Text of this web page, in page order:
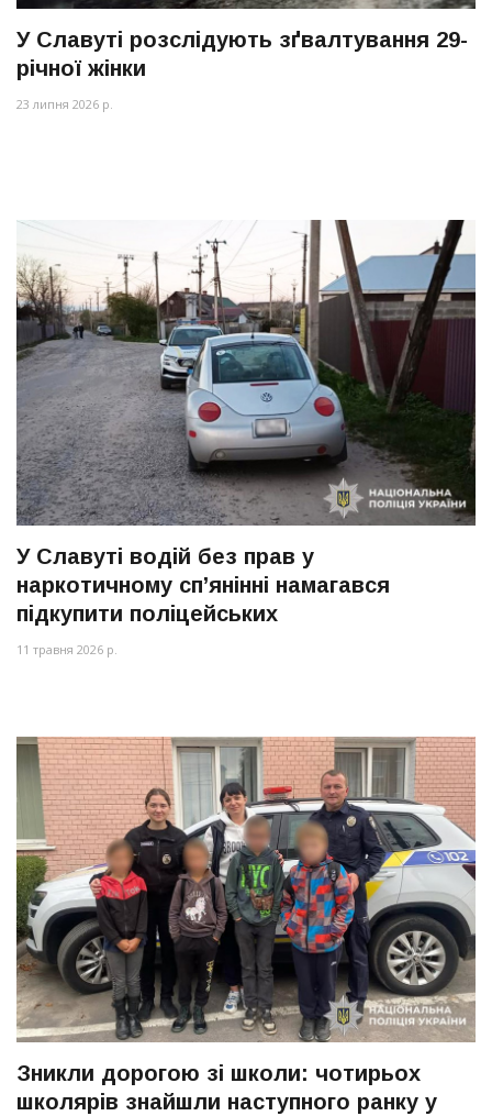
У Славуті розслідують зґвалтування 29-
річної жінки
23 липня 2026 р.
У Славуті водій без прав у
наркотичному сп’янінні намагався
підкупити поліцейських
11 травня 2026 р.
Зникли дорогою зі школи: чотирьох
школярів знайшли наступного ранку у